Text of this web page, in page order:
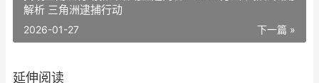
解析 三角洲逮捕行动
下一篇 »
2026-01-27
延伸阅读